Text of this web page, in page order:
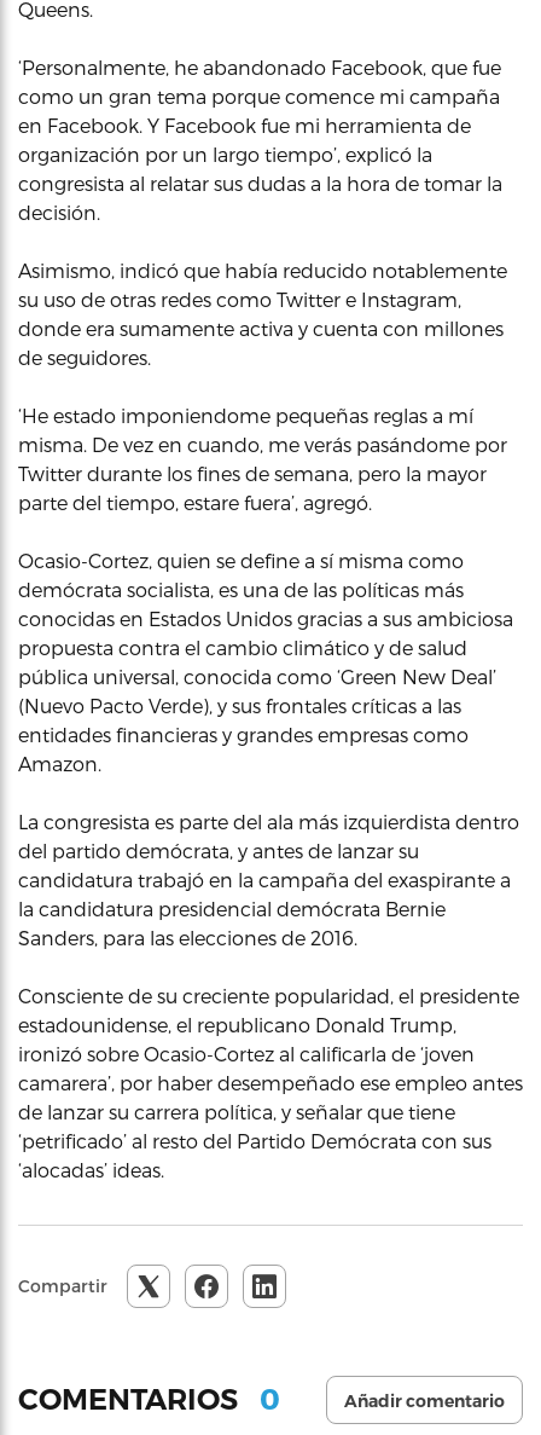
Queens.
‘Personalmente, he abandonado Facebook, que fue
como un gran tema porque comence mi campaña
en Facebook. Y Facebook fue mi herramienta de
organización por un largo tiempo’, explicó la
congresista al relatar sus dudas a la hora de tomar la
decisión.
Asimismo, indicó que había reducido notablemente
su uso de otras redes como Twitter e Instagram,
donde era sumamente activa y cuenta con millones
de seguidores.
‘He estado imponiendome pequeñas reglas a mí
misma. De vez en cuando, me verás pasándome por
Twitter durante los fines de semana, pero la mayor
parte del tiempo, estare fuera’, agregó.
Ocasio-Cortez, quien se define a sí misma como
demócrata socialista, es una de las políticas más
conocidas en Estados Unidos gracias a sus ambiciosa
propuesta contra el cambio climático y de salud
pública universal, conocida como ‘Green New Deal’
(Nuevo Pacto Verde), y sus frontales críticas a las
entidades financieras y grandes empresas como
Amazon.
La congresista es parte del ala más izquierdista dentro
del partido demócrata, y antes de lanzar su
candidatura trabajó en la campaña del exaspirante a
la candidatura presidencial demócrata Bernie
Sanders, para las elecciones de 2016.
Consciente de su creciente popularidad, el presidente
estadounidense, el republicano Donald Trump,
ironizó sobre Ocasio-Cortez al calificarla de ‘joven
camarera’, por haber desempeñado ese empleo antes
de lanzar su carrera política, y señalar que tiene
‘petrificado’ al resto del Partido Demócrata con sus
‘alocadas’ ideas.
Compartir
COMENTARIOS 0 Añadir comentario